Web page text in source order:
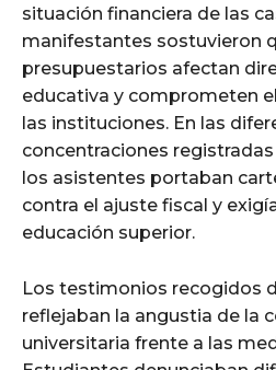
situación financiera de las
manifestantes sostuvieron
presupuestarios afectan
educativa y comprometen
las instituciones. En las
concentraciones
los asistentes portaban
contra el ajuste fiscal y
educación superior.
Los testimonios recogidos
reflejaban la angustia de la
universitaria frente a las